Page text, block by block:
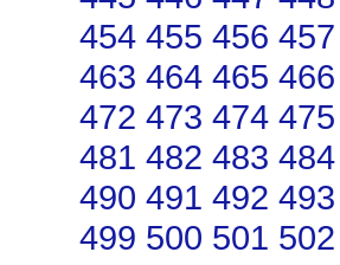
454 455 456 457
463 464 465 466
472 473 474 475
481 482 483 484
490 491 492 493
499 500 501 502